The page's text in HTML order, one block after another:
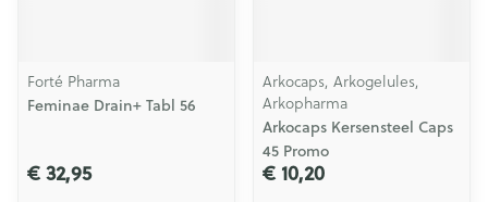
Forté Pharma
Feminae Drain+ Tabl 56
€ 32,95
Arkocaps, Arkogelules,
Arkopharma
Arkocaps Kersensteel Caps
45 Promo
€ 10,20